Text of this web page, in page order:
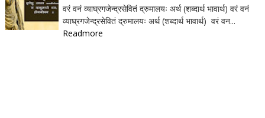
वरं वनं व्याघ्रगजेन्द्रसेवितं द्रुमालयः अर्थ (शब्दार्थ भावार्थ) वरं वनं
व्याघ्रगजेन्द्रसेवितं द्रुमालयः अर्थ (शब्दार्थ भावार्थ) वरं वन...
Readmore